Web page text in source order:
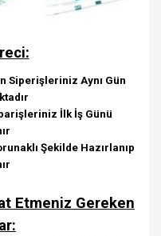
Siperişleriniz Aynı Gün
İlk İş Günü
Şekilde Hazırlanıp
Etmeniz Gereken